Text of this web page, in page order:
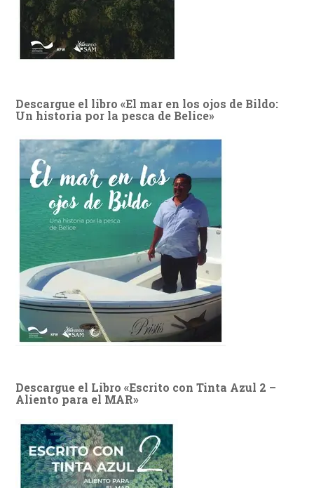
Descargue el libro «El mar en los ojos de Bildo:
Un historia por la pesca de Belice»
Descargue el Libro «Escrito con Tinta Azul 2 –
Aliento para el MAR»